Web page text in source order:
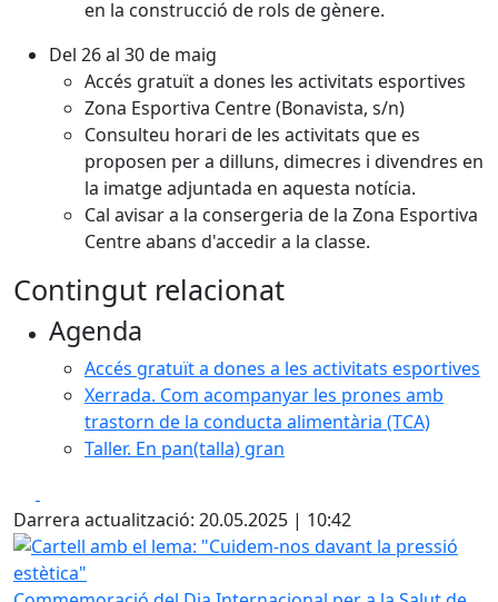
en la construcció de rols de gènere.
Del 26 al 30 de maig
Accés gratuït a dones les activitats esportives
Zona Esportiva Centre (Bonavista, s/n)
Consulteu horari de les activitats que es
proposen per a dilluns, dimecres i divendres en
la imatge adjuntada en aquesta notícia.
Cal avisar a la consergeria de la Zona Esportiva
Centre abans d'accedir a la classe.
Contingut relacionat
Agenda
Accés gratuït a dones a les activitats esportives
Xerrada. Com acompanyar les prones amb
trastorn de la conducta alimentària (TCA)
Taller. En pan(talla) gran
Darrera actualització: 20.05.2025 | 10:42
Cartell amb el lema: "Cuidem-nos davant la pressió